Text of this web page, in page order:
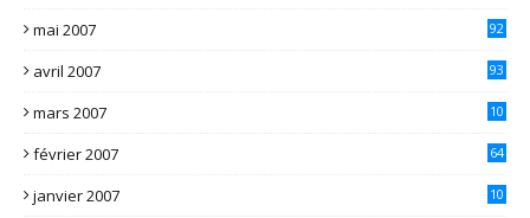
mai 2007 92
avril 2007 93
mars 2007
10
février 2007 64
janvier 2007
10